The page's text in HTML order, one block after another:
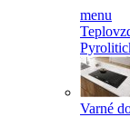
menu
Varné